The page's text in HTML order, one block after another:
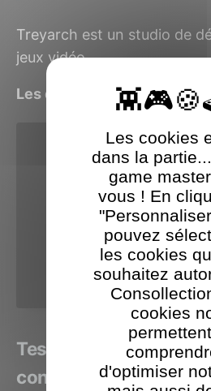
Treyarch est un studio de
jeux vidéo.
Les derniers jeux Treyarch
Test Call of Duty: Black
contenu étoffé en
Les cookies
dans la
game
vous ! En
pouvez
les cookies
souhaitez
cookies
d'optimiser